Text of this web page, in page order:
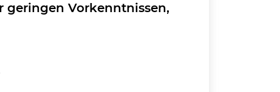
geringen Vorkenntnissen,